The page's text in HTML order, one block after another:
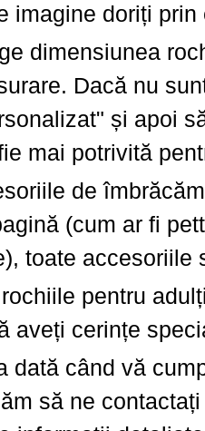
imagine doriți prin
dimensiunea
Dacă nu
și apoi
mai potrivită
de
(cum ar fi
toate accesoriile
pentru
aveți cerințe
dată când vă
să ne